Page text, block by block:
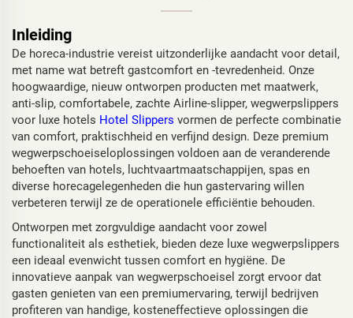
Inleiding
De horeca-industrie vereist uitzonderlijke aandacht voor detail,
met name wat betreft gastcomfort en -tevredenheid. Onze
hoogwaardige, nieuw ontworpen producten met maatwerk,
anti-slip, comfortabele, zachte Airline-slipper, wegwerpslippers
voor luxe hotels Hotel Slippers vormen de perfecte combinatie
van comfort, praktischheid en verfijnd design. Deze premium
wegwerpschoeiseloplossingen voldoen aan de veranderende
behoeften van hotels, luchtvaartmaatschappijen, spas en
diverse horecagelegenheden die hun gastervaring willen
verbeteren terwijl ze de operationele efficiëntie behouden.
Ontworpen met zorgvuldige aandacht voor zowel
functionaliteit als esthetiek, bieden deze luxe wegwerpslippers
een ideaal evenwicht tussen comfort en hygiëne. De
innovatieve aanpak van wegwerpschoeisel zorgt ervoor dat
gasten genieten van een premiumervaring, terwijl bedrijven
profiteren van handige, kosteneffectieve oplossingen die